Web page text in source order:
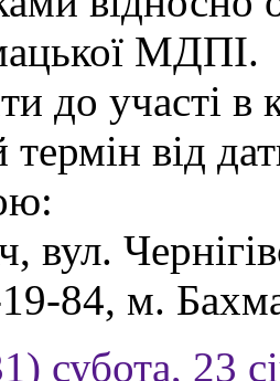
МДПІ.
до участі в
термін від
вул.
19-84, м.
субота, 23